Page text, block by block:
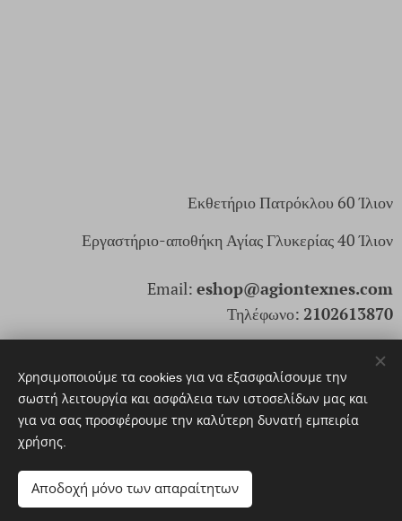
Εκθετήριο Πατρόκλου 60 Ίλιον
Εργαστήριο-αποθήκη Αγίας Γλυκερίας 40 Ίλιον
Email: eshop@agiontexnes.com
Τηλέφωνο: 2102613870
ΑρΓΕΜΗ: 166171803000
© 2025. Αγίων Τέχνες Santi Arti. Με επιφύλαξη παντός
Cookies
Χρησιμοποιούμε τα cookies για να εξασφαλίσουμε την
σωστή λειτουργία και ασφάλεια των ιστοσελίδων μας και
για να σας προσφέρουμε την καλύτερη δυνατή εμπειρία
χρήσης.
Αποδοχή μόνο των απαραίτητων